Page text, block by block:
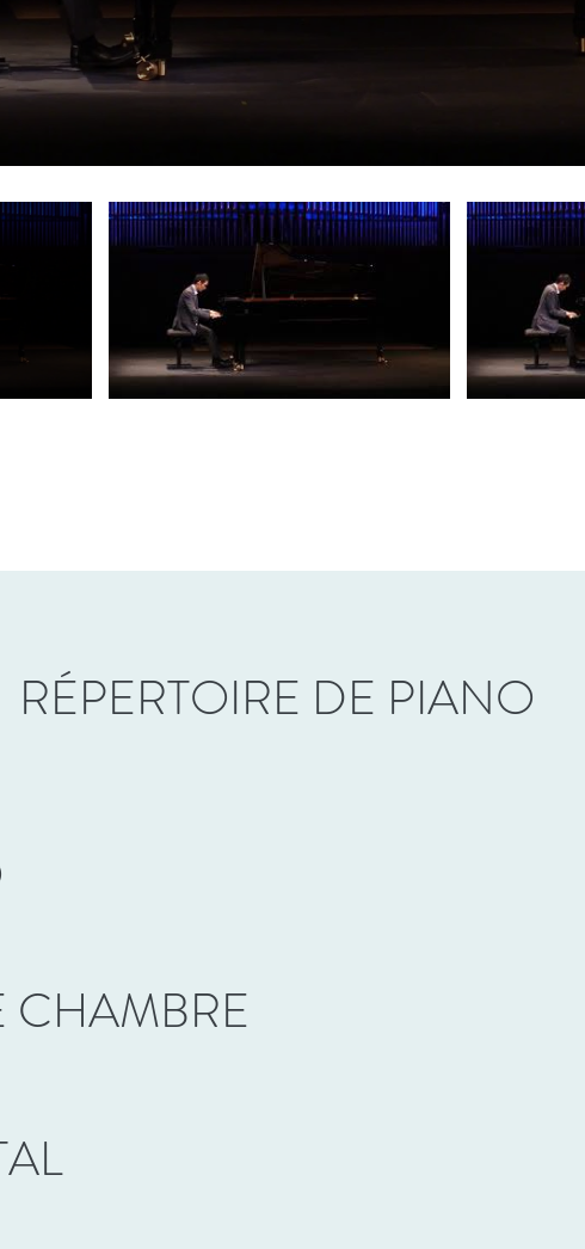
RÉPERTOIRE DE PIANO
CHAMBRE